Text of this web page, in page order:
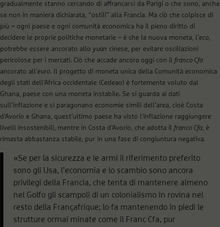
gradualmente stanno cercando di affrancarsi da Parigi o che sono, anche
se non in maniera dichiarata, “ostili” alla Francia. Ma ciò che colpisce di
più – ogni paese e ogni comunità economica ha il pieno diritto di
decidere le proprie politiche monetarie – è che la nuova moneta, l’eco,
potrebbe essere ancorato allo yuan cinese, per evitare oscillazioni
pericolose per i mercati. Ciò che accade ancora oggi con il franco Cfa
ancorato all’euro. Il progetto di moneta unica della Comunità economica
degli stati dell’Africa occidentale (Cedeao) è fortemente voluto dal
Ghana, paese con una moneta instabile. Se si guarda ai dati
sull’inflazione e si paragonano economie simili dell’area, cioè Costa
d’Avorio e Ghana, quest’ultimo paese ha visto l’inflazione raggiungere
livelli insostenibili, mentre in Costa d’Avorio, che adotta il franco Cfa, è
rimasta abbastanza stabile, pur in una fase di congiuntura negativa.
«Se per la sicurezza e le armi il riferimento preferito
sono gli Usa, l’economia e lo scambio sono ancora
privilegi della Francia, che tenta di mantenere almeno
nel Golfo gli scampoli di un colonialismo in rovina nel
resto della Françafrique; lo fa mantenendo in piedi le
strutture ormai minate come il Franc Cfa, pur